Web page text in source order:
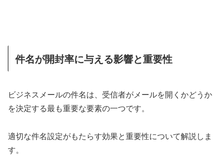
件名が開封率に与える影響と重要性
ビジネスメールの件名は、受信者がメールを開くかどうか
を決定する最も重要な要素の一つです。
適切な件名設定がもたらす効果と重要性について解説しま
す。